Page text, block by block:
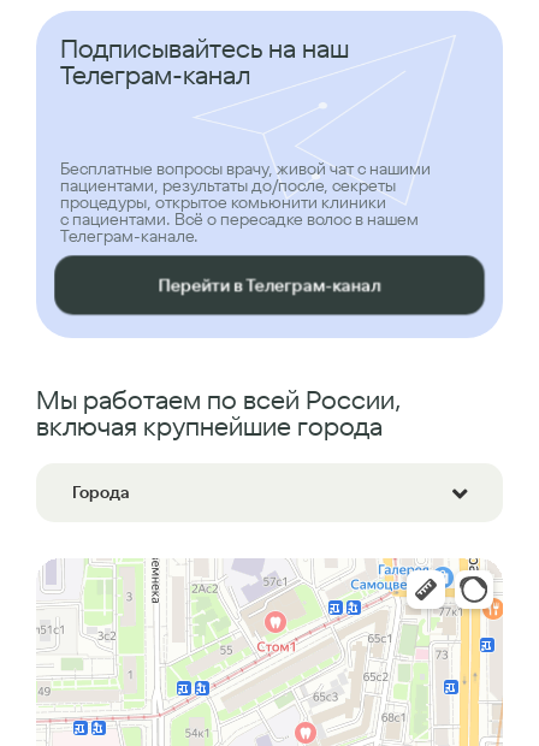
Подписывайтесь на наш
Телеграм-канал
Бесплатные вопросы врачу, живой чат с нашими
пациентами, результаты до/после, секреты
процедуры, открытое комьюнити клиники
с пациентами. Всё о пересадке волос в нашем
Телеграм-канале.
Перейти в Телеграм-канал
Мы работаем по всей России,
включая крупнейшие города
Города